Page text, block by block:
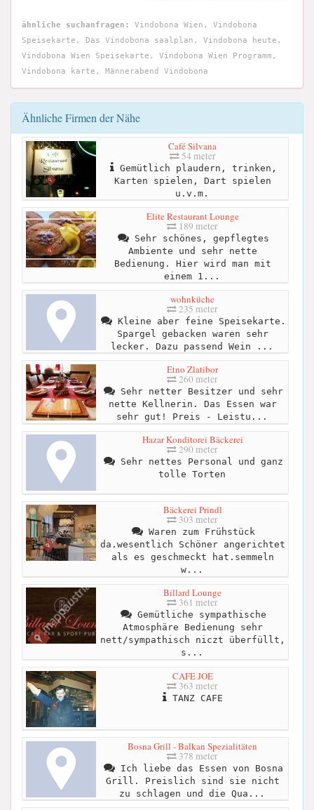
ähnliche suchanfragen:
Vindobona Wien, Vindobona
Speisekarte, Das Vindobona saalplan, Vindobona heute,
Vindobona Wien Speisekarte, Vindobona Wien Programm,
Vindobona karte, Männerabend Vindobona
Ähnliche Firmen der Nähe
Café Silvana
54 meter
Gemütlich plaudern, trinken,
Karten spielen, Dart spielen
u.v.m.
Elite Restaurant Lounge
189 meter
Sehr schönes, gepflegtes
Ambiente und sehr nette
Bedienung. Hier wird man mit
einem 1...
wohnküche
235 meter
Kleine aber feine Speisekarte.
Spargel gebacken waren sehr
lecker. Dazu passend Wein ...
Etno Zlatibor
260 meter
Sehr netter Besitzer und sehr
nette Kellnerin. Das Essen war
sehr gut! Preis - Leistu...
Hazar Konditorei Bäckerei
290 meter
Sehr nettes Personal und ganz
tolle Torten
Bäckerei Prindl
303 meter
Waren zum Frühstück
da.wesentlich Schöner angerichtet
als es geschmeckt hat.semmeln
w...
Billard Lounge
361 meter
Gemütliche sympathische
Atmosphäre Bedienung sehr
nett/sympathisch niczt überfüllt,
s...
CAFE JOE
363 meter
TANZ CAFE
Bosna Grill - Balkan Spezialitäten
378 meter
Ich liebe das Essen von Bosna
Grill. Preislich sind sie nicht
zu schlagen und die Qua...